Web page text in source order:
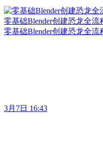
零基础Blender创建恐龙全流
零基础Blender创建恐龙全流
3月7日 16:43